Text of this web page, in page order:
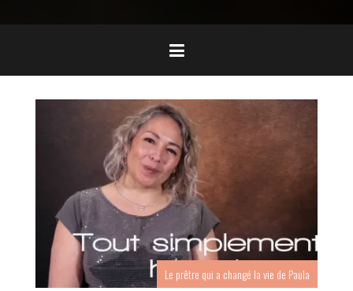
Le prêtre qui a changé la vie de Paula Pourquoi Venise est la plus